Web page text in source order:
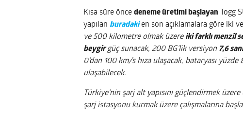
Kısa süre önce deneme üretimi başlayan Togg
yapılan buradakien son açıklamalara göre iki
ve 500 kilometre olmak üzere iki farklı menzil
beygirgüç sunacak, 200 BG’lik versiyon 7,6
0’dan 100 km/s hıza ulaşacak, bataryası yüzde
ulaşabilecek.
Türkiye’nin şarj alt yapısını güçlendirmek
şarj istasyonu kurmak üzere çalışmalarına